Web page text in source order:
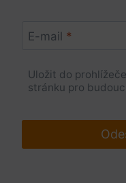
E-mail *
Uložit do
stránku pro